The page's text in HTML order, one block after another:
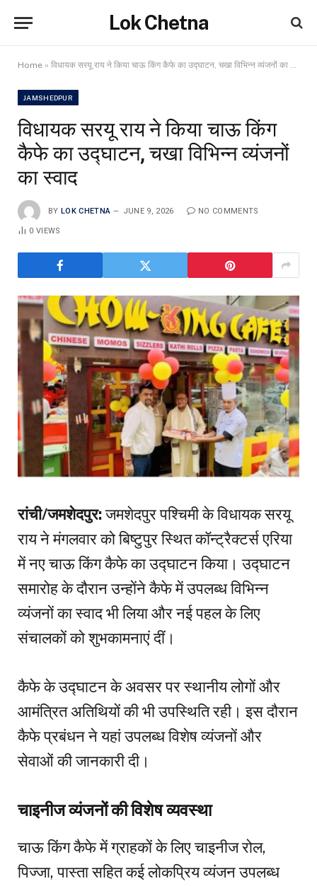
Lok Chetna
Home » विधायक सरयू राय ने किया चाऊ किंग कैफे का उद्घाटन, चखा विभिन्न व्यंजनों का स्वाद
JAMSHEDPUR
विधायक सरयू राय ने किया चाऊ किंग
कैफे का उद्घाटन, चखा विभिन्न व्यंजनों
का स्वाद
BY LOK CHETNA JUNE 9, 2026 NO COMMENTS
0VIEWS
रांची/जमशेदपुर:जमशेदपुर पश्चिमी के विधायक सरयू
राय ने मंगलवार को बिष्टुपुर स्थित कॉन्ट्रैक्टर्स एरिया
में नए चाऊ किंग कैफे का उद्घाटन किया। उद्घाटन
समारोह के दौरान उन्होंने कैफे में उपलब्ध विभिन्न
व्यंजनों का स्वाद भी लिया और नई पहल के लिए
संचालकों को शुभकामनाएं दीं।
कैफे के उद्घाटन के अवसर पर स्थानीय लोगों और
आमंत्रित अतिथियों की भी उपस्थिति रही। इस दौरान
कैफे प्रबंधन ने यहां उपलब्ध विशेष व्यंजनों और
सेवाओं की जानकारी दी।
चाइनीज व्यंजनों की विशेष व्यवस्था
चाऊ किंग कैफे में ग्राहकों के लिए चाइनीज रोल,
पिज्जा, पास्ता सहित कई लोकप्रिय व्यंजन उपलब्ध